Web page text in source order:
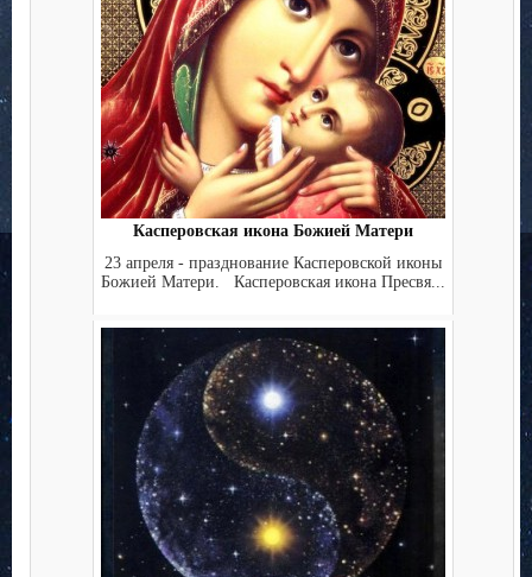
Касперовская икона Божией Матери
23 апреля - празднование Касперовской иконы
Божией Матери. Касперовская икона Пресвя...